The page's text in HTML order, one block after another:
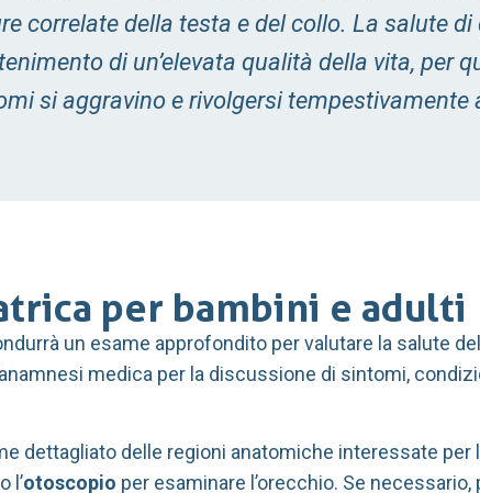
correlate della testa e del collo. La salute
di un’elevata qualità della vita, per
si aggravino e rivolgersi tempestivamente
per bambini e adulti
un esame approfondito per valutare la salute
medica per la discussione di sintomi,
dettagliato delle regioni anatomiche interessate per
o l’otoscopio per esaminare l’orecchio. Se